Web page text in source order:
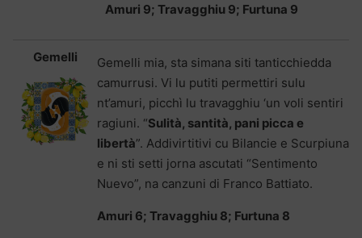
Amuri 9; Travagghiu 9; Furtuna 9
Gemelli
Gemelli mia, sta simana siti tanticchiedda
camurrusi. Vi lu putiti permettiri sulu
nt’amuri, picchì lu travagghiu ‘un voli sentiri
ragiuni. “Sulità, santità, pani picca e
libertà”. Addivirtitivi cu Bilancie e Scurpiuna
e ni sti setti jorna ascutati “Sentimento
Nuevo”, na canzuni di Franco Battiato.
Amuri 6; Travagghiu 8; Furtuna 8